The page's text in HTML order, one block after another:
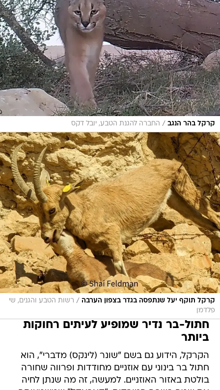
קרקל בהר הנגב / החברה להגנת הטבע, יובל דקס
קרקל תוקף יעל שנתפסה בגדר בצפון הערבה / רשות הטבע והגנים, שי
פלדמן
חתול-בר נדיר שמופיע לעיתים רחוקות
ביותר
הקרקל, הידוע גם בשם "שונר (לינקס) מדברי", הוא
חתול בר בינוני עם אוזניים מחודדות ופרווה שחורה
בולטת באזור האוזניים. למעשה, זה מה שנתן לחיה